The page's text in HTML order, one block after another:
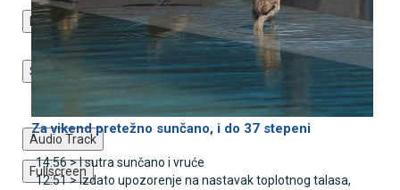
Descriptions
descriptions off, selected
Subtitles
subtitles settings
, opens subtitles settings dialog
subtitles off
, selected
Audio Track
Fullscreen
Za vikend pretežno sunčano, i do 37 stepeni
14:56 >I sutra sunčano i vruće
12:51 >Izdato upozorenje na nastavak toplotnog talasa,